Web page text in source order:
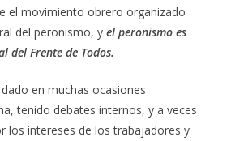
el movimiento obrero organizado
del peronismo, y el peronismo es
del Frente de Todos.
en muchas ocasiones
tenido debates internos, y a veces
los intereses de los trabajadores y